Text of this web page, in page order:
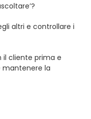
altri e controllare i
cliente prima e
mantenere la